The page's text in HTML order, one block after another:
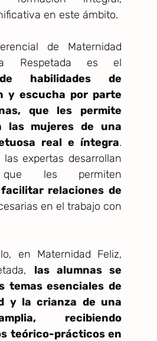
en este ámbito.
de Maternidad
Respetada es el
habilidades de
y escucha por parte
que les permite
las mujeres de una
real e íntegra.
expertas desarrollan
que les permiten
relaciones de
en el trabajo con
en Maternidad Feliz,
las alumnas se
temas esenciales de
y la crianza de una
recibiendo
teórico-prácticos en